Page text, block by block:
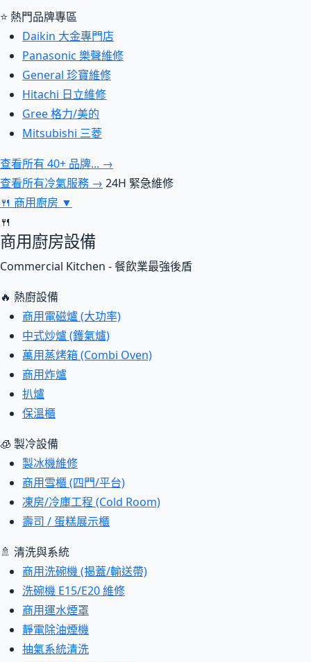
⭐ 熱門品牌專區
Daikin 大金專門店
Panasonic 樂聲維修
General 珍寶維修
Hitachi 日立維修
Gree 格力/美的
Mitsubishi 三菱
查看所有 40+ 品牌... →
查看所有冷氣服務 → 24H 緊急維修
🍴 商用廚房 ▼
🍴
商用廚房設備
Commercial Kitchen - 餐飲業最強後盾
🔥 熱廚設備
商用電磁爐 (大功率)
中式炒爐 (鑊氣爐)
萬用蒸烤箱 (Combi Oven)
商用炸爐
扒爐
保溫櫃
🧊 製冷設備
製冰機維修
商用雪櫃 (四門/平台)
凍房/冷庫工程 (Cold Room)
壽司 / 蛋糕展示櫃
🚿 清洗與系統
商用洗碗機 (揭蓋/輸送帶)
洗碗機 E15/E20 維修
商用運水煙罩
靜電除油煙機
抽氣系統清洗